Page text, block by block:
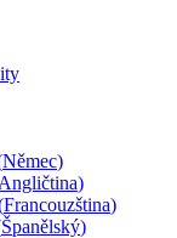
Němec)
Angličtina)
Francouzština)
Španělský)